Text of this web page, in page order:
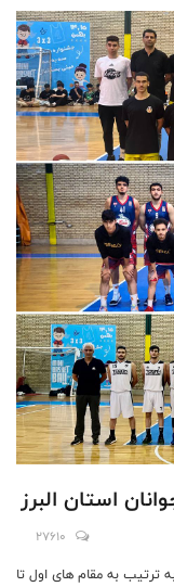
استان البرز
27610
به مقام های اول تا